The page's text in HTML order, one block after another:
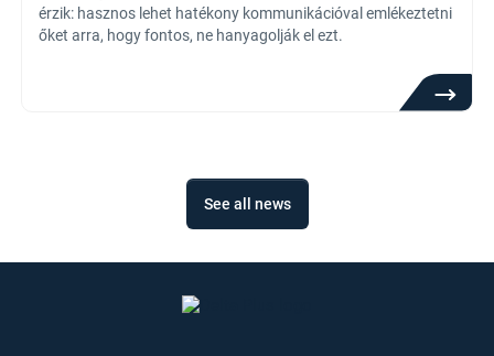
érzik: hasznos lehet hatékony kommunikációval emlékeztetni
őket arra, hogy fontos, ne hanyagolják el ezt.
See all news